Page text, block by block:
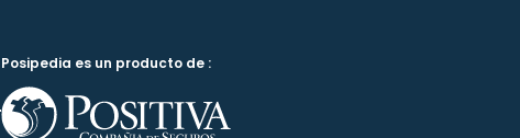
Posipedia es un producto de :